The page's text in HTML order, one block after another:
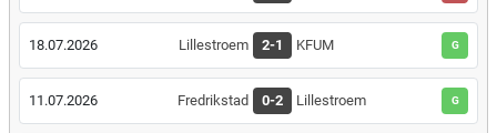
18.07.2026 Lillestroem 2-1 KFUM G
11.07.2026 Fredrikstad 0-2 Lillestroem G